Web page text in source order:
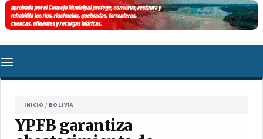
INICIO / BOLIVIA
YPFB garantiza